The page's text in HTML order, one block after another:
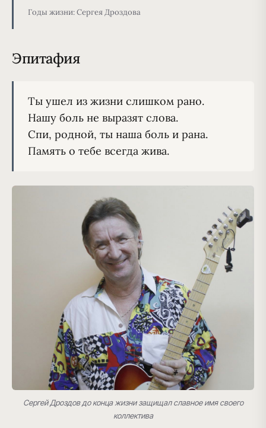
Годы жизни: Сергея Дроздова
Эпитафия
Ты ушел из жизни слишком рано.
Нашу боль не выразят слова.
Спи, родной, ты наша боль и рана.
Память о тебе всегда жива.
Сергей Дроздов до конца жизни защищал славное имя своего
коллектива